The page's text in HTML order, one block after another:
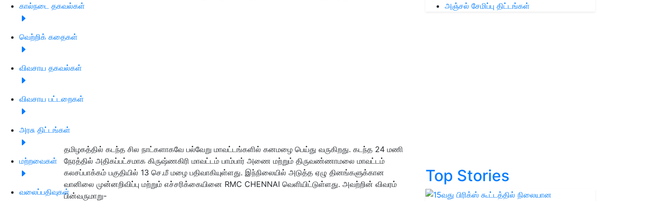
கால்நடை தகவல்கள்
வெற்றிக் கதைகள்
விவசாய தகவல்கள்
விவசாய பட்டறைகள்
அரசு திட்டங்கள்
மற்றவைகள்
வலைப்பதிவுகள்
தமிழகத்தில் கடந்த சில நாட்களாகவே பல்வேறு மாவட்டங்களில் கனமழை பெய்து வருகிறது. கடந்த 24 மணி
நேரத்தில் அதிகப்பட்சமாக கிருஷ்ணகிரி மாவட்டம் பாம்பார் அணை மற்றும் திருவண்ணாமலை மாவட்டம்
கலசப்பாக்கம் பகுதியில் 13 செ.மீ மழை பதிவாகியுள்ளது. இந்நிலையில் அடுத்த ஏழு தினங்களுக்கான
வானிலை முன்னறிவிப்பு மற்றும் எச்சரிக்கையினை RMC CHENNAI வெளியிட்டுள்ளது. அவற்றின் விவரம்
பின்வருமாறு-
அஞ்சல் சேமிப்பு திட்டங்கள்
Top Stories